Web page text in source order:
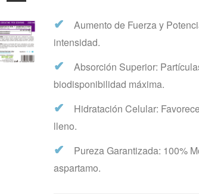
✔
Aumento de Fuerza y
intensidad.
✔
Absorción Superior:
biodisponibilidad máxima.
✔
Hidratación Celular:
lleno.
✔
Pureza Garantizada: 100%
aspartamo.